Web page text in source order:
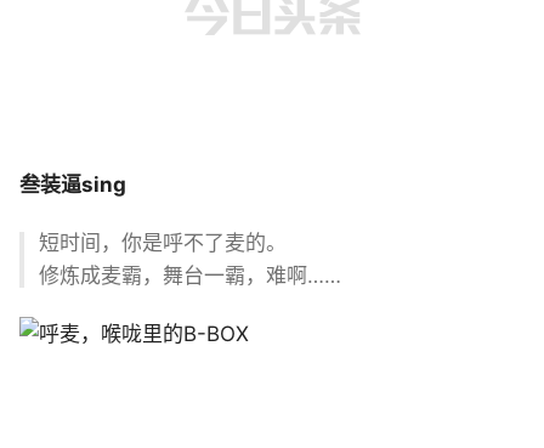
叁装逼sing
短时间，你是呼不了麦的。
修炼成麦霸，舞台一霸，难啊……